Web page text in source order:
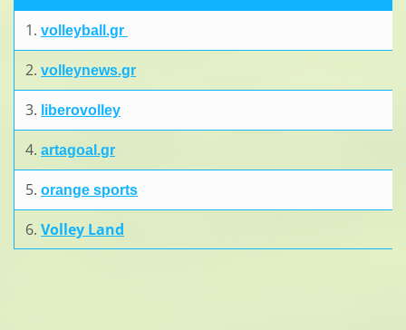
1. volleyball.gr
2. volleynews.gr
3. liberovolley
4. artagoal.gr
5. orange sports
6. Volley Land